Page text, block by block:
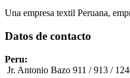
Una empresa textil Peruana,
Datos de contacto
Peru:
Jr. Antonio Bazo 911 / 913 /